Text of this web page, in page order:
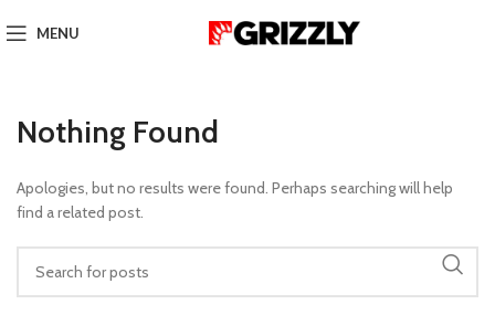
MENU
Nothing Found
Apologies, but no results were found. Perhaps searching will help
find a related post.